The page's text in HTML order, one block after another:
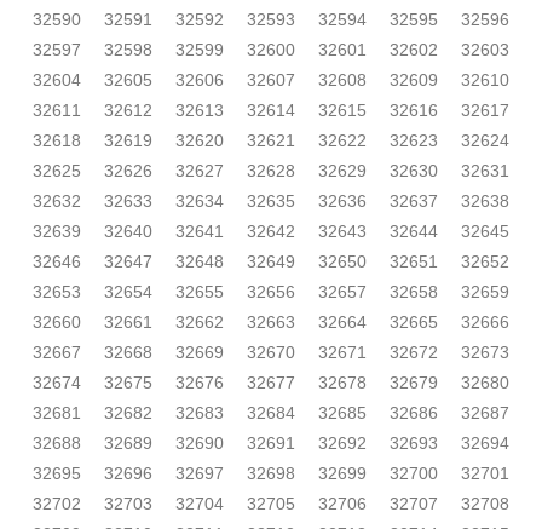
32590
32591 32592 32593 32594 32595
32596
32597
32598 32599 32600 32601 32602
32603
32604
32605 32606 32607 32608 32609
32610
32611
32612 32613 32614 32615 32616
32617
32618
32619 32620 32621 32622 32623
32624
32625
32626 32627 32628 32629 32630
32631
32632
32633 32634 32635 32636 32637
32638
32639
32640 32641 32642 32643 32644
32645
32646
32647 32648 32649 32650 32651
32652
32653
32654 32655 32656 32657 32658
32659
32660
32661 32662 32663 32664 32665
32666
32667
32668 32669 32670 32671 32672
32673
32674
32675 32676 32677 32678 32679
32680
32681
32682 32683 32684 32685 32686
32687
32688
32689 32690 32691 32692 32693
32694
32695
32696 32697 32698 32699 32700
32701
32702
32703 32704 32705 32706 32707
32708